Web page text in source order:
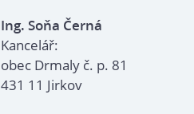
Ing. Soňa Černá
Kancelář:
obec Drmaly č. p. 81
431 11 Jirkov